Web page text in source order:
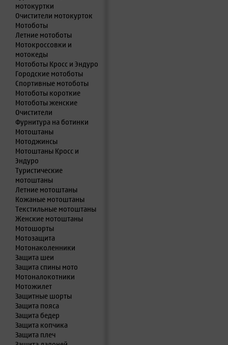
мотокуртки
Очистители мотокурток
Мотоботы
Летние мотоботы
Мотокроссовки и
мотокеды
Мотоботы Кросс и Эндуро
Городские мотоботы
Спортивные мотоботы
Мотоботы короткие
Мотоботы женские
Очистители
Фурнитура на ботинки
Мотоштаны
Мотоджинсы
Мотоштаны Кросс и
Эндуро
Туристические
мотоштаны
Летние мотоштаны
Кожаные мотоштаны
Текстильные мотоштаны
Женские мотоштаны
Мотошорты
Мотозащита
Мотонаколенники
Защита шеи
Защита спины мото
Мотоналокотники
Мотожилет
Защитные шорты
Защита пояса
Защита бедер
Защита копчика
Защита плеч